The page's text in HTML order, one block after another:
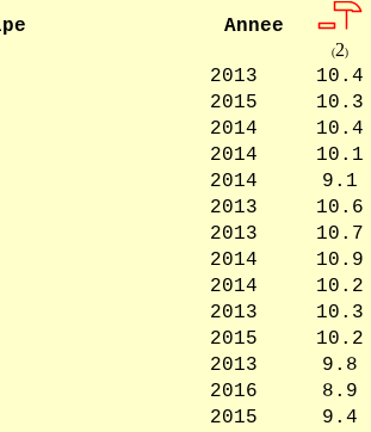
Annee
(2)
2013 10.4
2015 10.3
2014 10.4
2014 10.1
2014 9.1
2013 10.6
2013 10.7
2014 10.9
2014 10.2
2013 10.3
2015 10.2
2013 9.8
2016 8.9
2015 9.4